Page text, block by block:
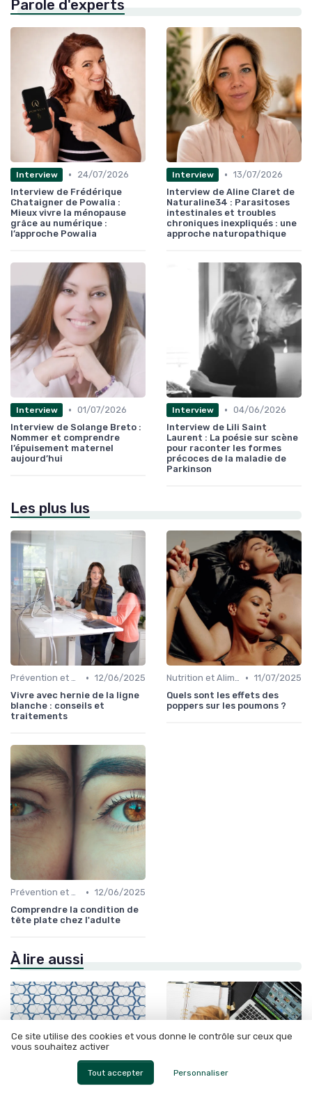
Parole d'experts
Interview •
24/07/2026
Interview de Frédérique
Chataigner de Powalia :
Mieux vivre la ménopause
grâce au numérique :
l’approche Powalia
Interview • 13/07/2026
Interview de Aline Claret de
Naturaline34 : Parasitoses
intestinales et troubles
chroniques inexpliqués : une
approche naturopathique
Interview • 01/07/2026
Interview de Solange Breto :
Nommer et comprendre
l’épuisement maternel
aujourd’hui
Interview • 04/06/2026
Interview de Lili Saint
Laurent : La poésie sur scène
pour raconter les formes
précoces de la maladie de
Parkinson
Les plus lus
Prévention et Gestion des Blessures • 12/06/2025
Vivre avec hernie de la ligne
blanche : conseils et
traitements
Nutrition et Alimentation Saine • 11/07/2025
Quels sont les effets des
poppers sur les poumons ?
Prévention et Gestion des Blessures • 12/06/2025
Comprendre la condition de
tête plate chez l'adulte
À lire aussi
Ce site utilise des cookies et vous donne le contrôle sur ceux que
vous souhaitez activer
Tout accepter Personnaliser